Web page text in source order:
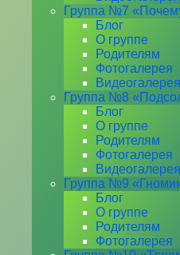
Группа №7
Блог
О группе
Родителям
Фотогалерея
Видеогалерея
Группа №8
Блог
О группе
Родителям
Фотогалерея
Видеогалерея
Группа №9
Блог
О группе
Родителям
Фотогалерея